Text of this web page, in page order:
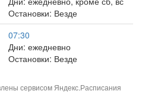
Остановки: Везде
07:30
Дни: ежедневно
Остановки: Везде
сервисом Яндекс.Расписания